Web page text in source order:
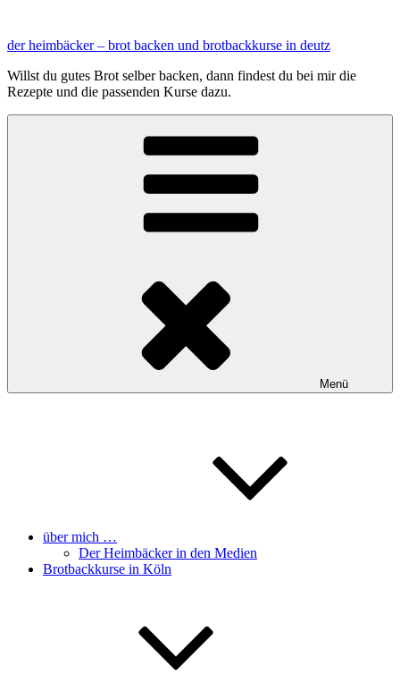
springen
der heimbäcker – brot backen und brotbackkurse in deutz
Willst du gutes Brot selber backen, dann findest du bei mir die
Rezepte und die passenden Kurse dazu.
Menü
über mich …
Der Heimbäcker in den Medien
Brotbackkurse in Köln